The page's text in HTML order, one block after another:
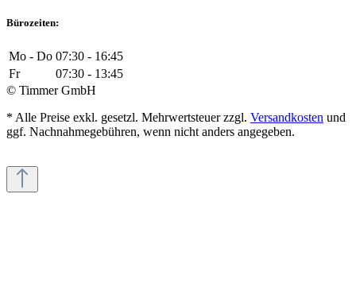
Bürozeiten:
Mo - Do 07:30 - 16:45
Fr
07:30 - 13:45
© Timmer GmbH
* Alle Preise exkl. gesetzl. Mehrwertsteuer zzgl. Versandkosten und
ggf. Nachnahmegebühren, wenn nicht anders angegeben.